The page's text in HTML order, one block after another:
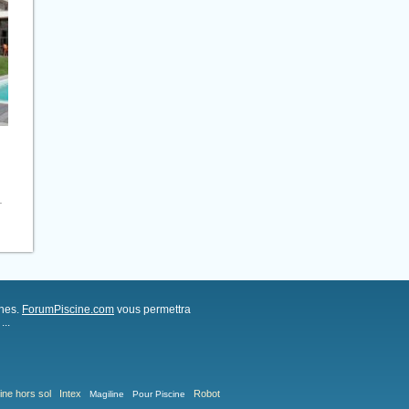
ForumPiscine.com vous permettra
hors sol Intex Magiline Pour Piscine Robot